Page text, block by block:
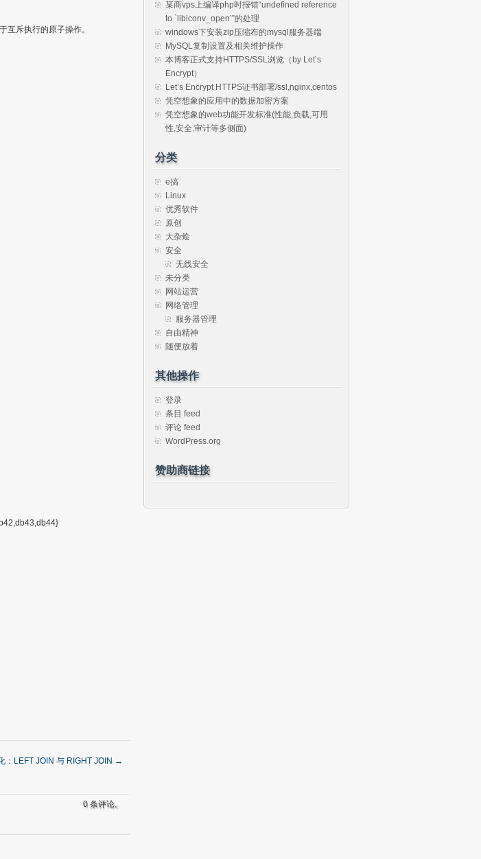
互斥执行的原子操作。
：LEFT JOIN 与 RIGHT JOIN →
0 条评论。
某商vps上编译php时报错“undefined reference
to `libiconv_open’”的处理
windows下安装zip压缩布的mysql服务器端
MySQL复制设置及相关维护操作
本博客正式支持HTTPS/SSL浏览（by Let’s
Encrypt）
Let’s Encrypt HTTPS证书部署/ssl,nginx,centos
凭空想象的应用中的数据加密方案
凭空想象的web功能开发标准(性能,负载,可用
性,安全,审计等多侧面)
分类
e搞
Linux
优秀软件
原创
大杂烩
安全
无线安全
未分类
网站运营
网络管理
服务器管理
自由精神
随便放着
其他操作
登录
条目 feed
评论 feed
WordPress.org
赞助商链接